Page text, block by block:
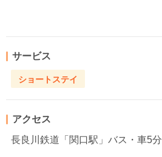
サービス
ショートステイ
アクセス
長良川鉄道「関口駅」バス・車5分